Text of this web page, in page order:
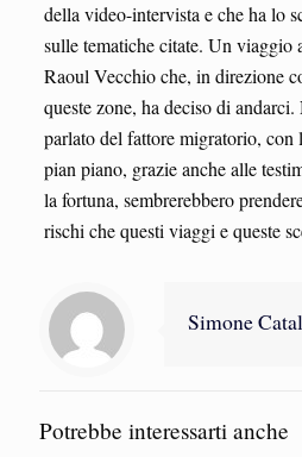
della video-intervista e che ha lo
sulle tematiche citate. Un viaggio
Raoul Vecchio che, in direzione
queste zone, ha deciso di
parlato del fattore migratorio,
pian piano, grazie anche alle
la fortuna, sembrerebbero
rischi che questi viaggi e queste
Simone
Potrebbe interessarti anche